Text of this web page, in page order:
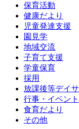
保育活動
健康だより
児童発達支援
園見学
地域交流
子育て支援
学童保育
採用
放課後等デイ
行事・イベント
食育だより
その他